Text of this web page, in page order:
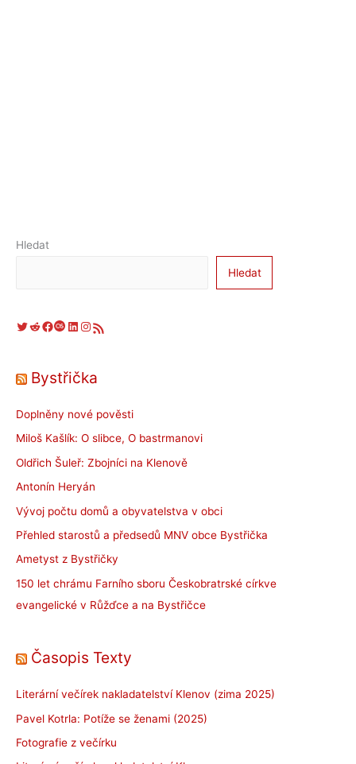
Hledat
Hledat
Twitter Reddit Facebook Last.fm LinkedIn Instagram RSS zdroj
Bystřička
Doplněny nové pověsti
Miloš Kašlík: O slibce, O bastrmanovi
Oldřich Šuleř: Zbojníci na Klenově
Antonín Heryán
Vývoj počtu domů a obyvatelstva v obci
Přehled starostů a předsedů MNV obce Bystřička
Ametyst z Bystřičky
150 let chrámu Farního sboru Českobratrské církve
evangelické v Růžďce a na Bystřičce
Časopis Texty
Literární večírek nakladatelství Klenov (zima 2025)
Pavel Kotrla: Potíže se ženami (2025)
Fotografie z večírku